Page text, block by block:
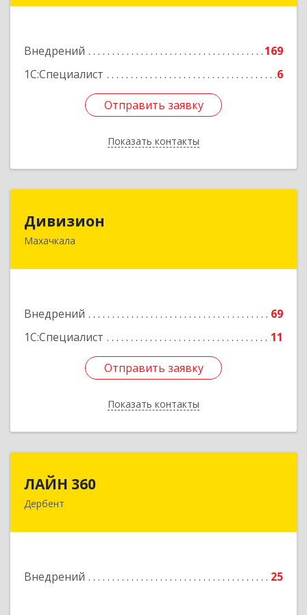
Внедрений
169
1С:Специалист
6
Отправить заявку
Показать контакты
Отправить заявку
Назад
Дивизион
Махачкала
Внедрений
69
1С:Специалист
11
Отправить заявку
Показать контакты
Отправить заявку
Назад
ЛАЙН 360
Дербент
Внедрений 25
368600, Дагестан Респ, Дербент г, Ю.Гагарина